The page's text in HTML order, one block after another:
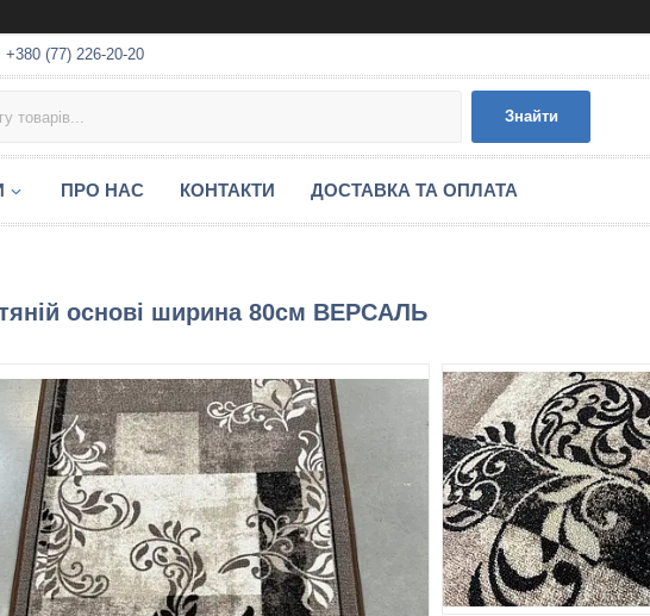
+380 (77) 226-20-20
Знайти
ПРО НАС КОНТАКТИ ДОСТАВКА ТА ОПЛАТА
основі ширина 80см ВЕРСАЛЬ